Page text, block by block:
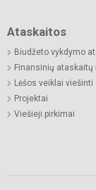
Ataskaitos
Biudžeto vykdymo
Finansinių ataskaitų
Lėšos veiklai viešinti
Projektai
Viešieji pirkimai